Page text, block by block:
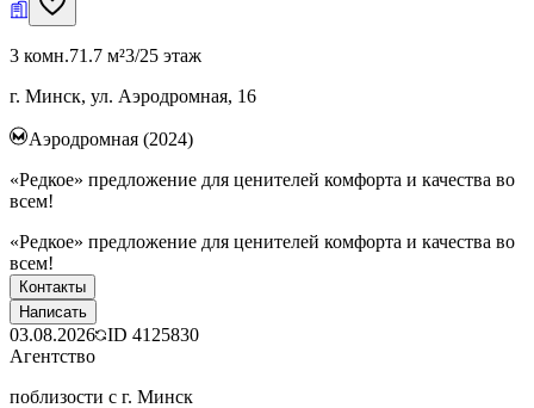
3 комн.71.7 м²3/25 этаж
г. Минск, ул. Аэродромная, 16
Аэродромная (2024)
«Редкое» предложение для ценителей комфорта и качества во
всем!
«Редкое» предложение для ценителей комфорта и качества во
всем!
Контакты
Написать
03.08.2026 ID 4125830
Агентство
поблизости с г. Минск